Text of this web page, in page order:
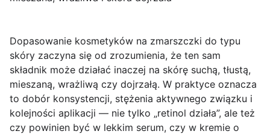
Dopasowanie kosmetyków na zmarszczki do typu
skóry zaczyna się od zrozumienia, że ten sam
składnik może działać inaczej na skórę suchą, tłustą,
mieszaną, wrażliwą czy dojrzałą. W praktyce oznacza
to dobór konsystencji, stężenia aktywnego związku i
kolejności aplikacji — nie tylko „retinol działa”, ale też
czy powinien być w lekkim serum, czy w kremie o